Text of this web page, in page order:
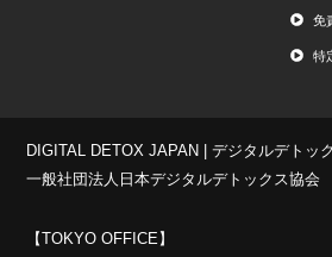
免
特
DIGITAL DETOX JAPAN | デジタルデトッ
一般社団法人日本デジタルデトックス協会
【TOKYO OFFICE】